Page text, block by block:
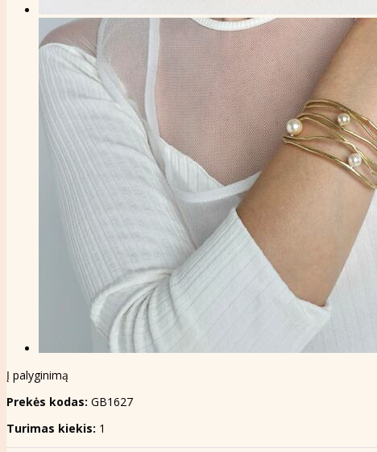
Į palyginimą
Prekės kodas: GB1627
Turimas kiekis: 1